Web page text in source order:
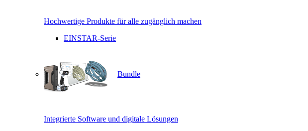
Hochwertige Produkte für alle zugänglich machen
EINSTAR-Serie
Bundle
Integrierte Software und digitale Lösungen